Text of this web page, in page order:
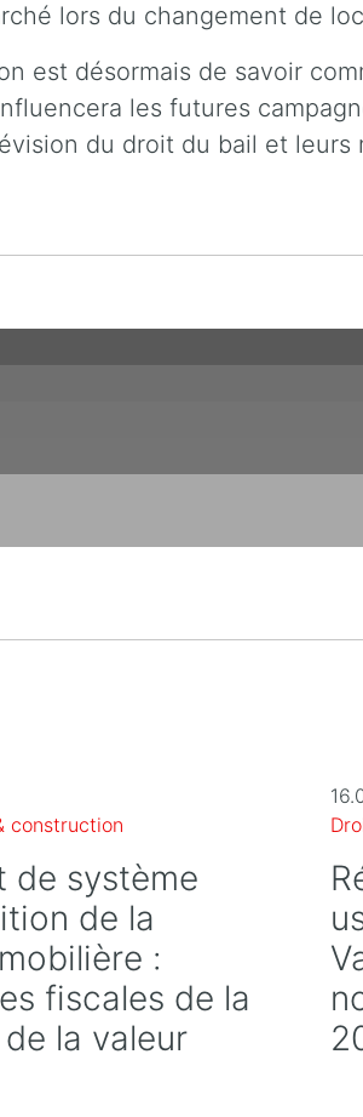
lors du changement de
est désormais de savoir
les futures
du droit du bail et leurs
construction
de système
de la
:
fiscales de la
la valeur